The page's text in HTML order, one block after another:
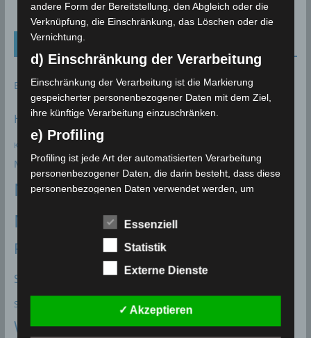
Schlagwörter (Tags)
Bizerté Béja EMSC Erdbeben Gafsa Gewitter
Hitze Hitzerekord INM Jendouba Kairouan
Klimabericht Klimaerwärmung
Mahdia Medenine Mittelmeer Monastir Nabeul
Niederschlagsmengen
Niederschlagsstatistik
Prognose Scirocco Seismologie
Sousse StarkregenStarkwindStatistik
Stausee Volcanodiscovery
Wetterwarnung Zaghouan Überflutungen
andere Form der Bereitstellung, den Abgleich oder die
Verknüpfung, die Einschränkung, das Löschen oder die
Vernichtung.
d) Einschränkung der Verarbeitung
Einschränkung der Verarbeitung ist die Markierung
gespeicherter personenbezogener Daten mit dem Ziel,
ihre künftige Verarbeitung einzuschränken.
e) Profiling
Profiling ist jede Art der automatisierten Verarbeitung
personenbezogener Daten, die darin besteht, dass diese
personenbezogenen Daten verwendet werden, um
natürliche Person beziehen, zu bewerten, insbesondere,
Lage, Gesundheit, persönlicher Vorlieben, Interessen,
Zuverlässigkeit, Verhalten, Aufenthaltsort oder
oder vorherzusagen.
f) Pseudonymisierung
Essenziell
Statistik
Externe Dienste
✓ Akzeptieren